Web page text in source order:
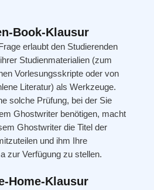
Book-Klausur
erlaubt den Studierenden
Studienmaterialien (zum
Vorlesungsskripte oder von
Literatur) als Werkzeuge.
solche Prüfung, bei der Sie
Ghostwriter benötigen, macht
Ghostwriter die Titel der
und ihm Ihre
zur Verfügung zu stellen.
Home-Klausur